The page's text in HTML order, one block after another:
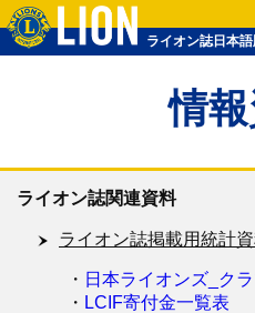
ライオン誌日本
情
ライオン誌関連資料
ライオン誌掲載用統計
・ 日本ライオンズ_ク
・ LCIF寄付金一覧表